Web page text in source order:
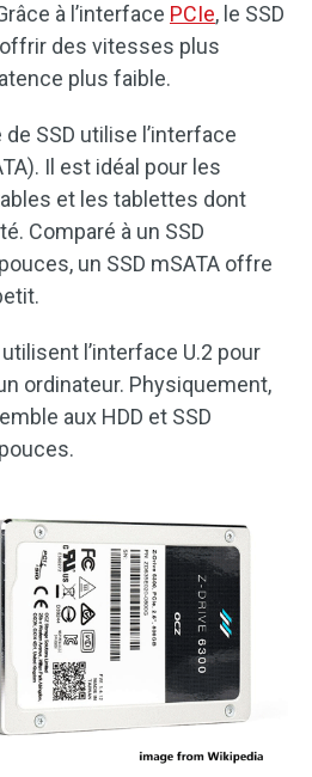
à l’interface PCIe, le SSD
des vitesses plus
plus faible.
de SSD utilise l’interface
Il est idéal pour les
et les tablettes dont
Comparé à un SSD
un SSD mSATA offre
utilisent l’interface U.2 pour
ordinateur. Physiquement,
aux HDD et SSD